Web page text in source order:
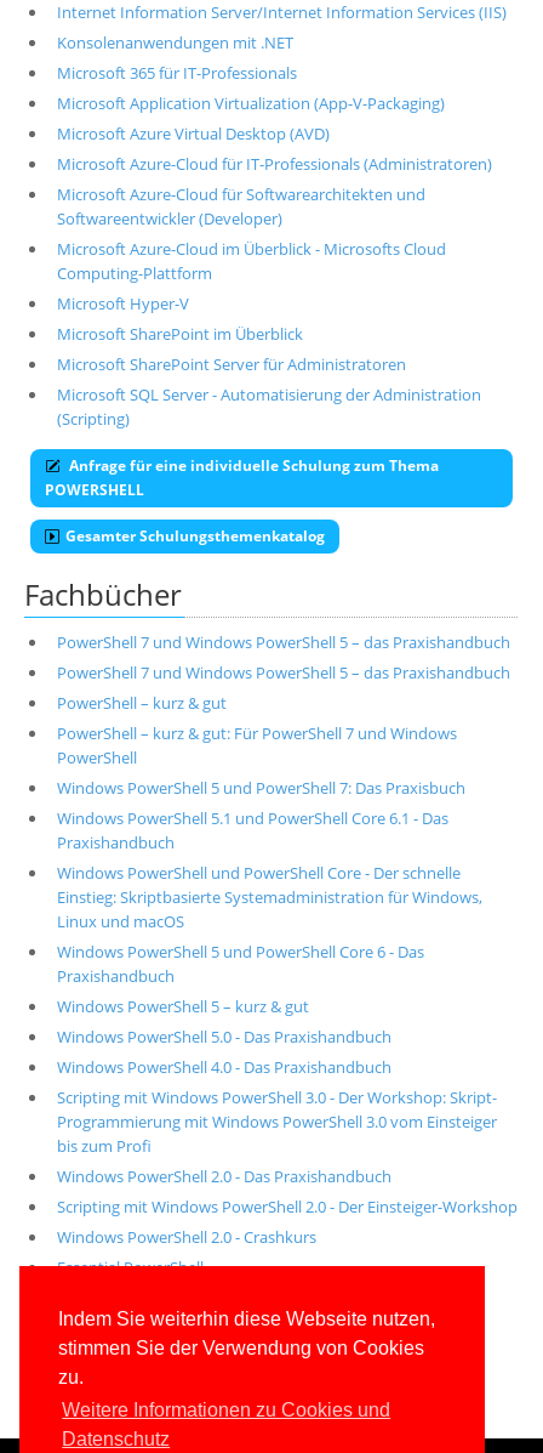
Indem Sie weiterhin diese Webseite nutzen,
stimmen Sie der Verwendung von Cookies
zu.
Weitere Informationen zu Cookies und
Datenschutz
Internet Information Server/Internet Information Services (IIS)
Konsolenanwendungen mit .NET
Microsoft 365 für IT-Professionals
Microsoft Application Virtualization (App-V-Packaging)
Microsoft Azure Virtual Desktop (AVD)
Microsoft Azure-Cloud für IT-Professionals (Administratoren)
Microsoft Azure-Cloud für Softwarearchitekten und
Softwareentwickler (Developer)
Microsoft Azure-Cloud im Überblick - Microsofts Cloud
Computing-Plattform
Microsoft Hyper-V
Microsoft SharePoint im Überblick
Microsoft SharePoint Server für Administratoren
Microsoft SQL Server - Automatisierung der Administration
(Scripting)
Anfrage für eine individuelle Schulung zum Thema
POWERSHELL
Gesamter Schulungsthemenkatalog
Fachbücher
PowerShell 7 und Windows PowerShell 5 – das Praxishandbuch
PowerShell 7 und Windows PowerShell 5 – das Praxishandbuch
PowerShell – kurz & gut
PowerShell – kurz & gut: Für PowerShell 7 und Windows
PowerShell
Windows PowerShell 5 und PowerShell 7: Das Praxisbuch
Windows PowerShell 5.1 und PowerShell Core 6.1 - Das
Praxishandbuch
Windows PowerShell und PowerShell Core - Der schnelle
Einstieg: Skriptbasierte Systemadministration für Windows,
Linux und macOS
Windows PowerShell 5 und PowerShell Core 6 - Das
Praxishandbuch
Windows PowerShell 5 – kurz & gut
Windows PowerShell 5.0 - Das Praxishandbuch
Windows PowerShell 4.0 - Das Praxishandbuch
Scripting mit Windows PowerShell 3.0 - Der Workshop: Skript-
Programmierung mit Windows PowerShell 3.0 vom Einsteiger
bis zum Profi
Windows PowerShell 2.0 - Das Praxishandbuch
Scripting mit Windows PowerShell 2.0 - Der Einsteiger-Workshop
Windows PowerShell 2.0 - Crashkurs
Essential PowerShell
Alle unsere aktuellen Fachbücher
E-Book-Abo für ab 99 Euro im Jahr